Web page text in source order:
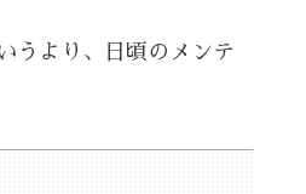
うより、日頃のメンテ